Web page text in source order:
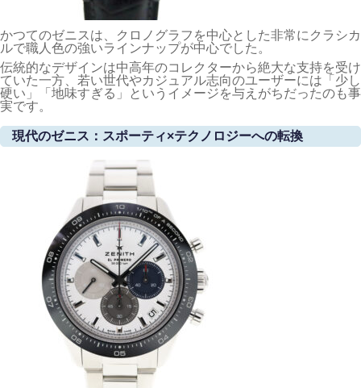
かつてのゼニスは、クロノグラフを中心とした非常にクラシカ
ルで職人色の強いラインナップが中心でした。
伝統的なデザインは中高年のコレクターから絶大な支持を受け
ていた一方、若い世代やカジュアル志向のユーザーには「少し
硬い」「地味すぎる」というイメージを与えがちだったのも事
実です。
現代のゼニス：スポーティ×テクノロジーへの転換